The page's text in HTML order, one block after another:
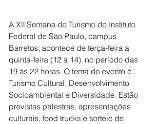
A XII Semana do Turismo do Instituto
Federal de São Paulo, campus
Barretos, acontece de terça-feira a
quinta-feira (12 a 14), no período das
19 às 22 horas. O tema do evento é
Turismo Cultural, Desenvolvimento
Socioambiental e Diversidade. Estão
previstas palestras, apresentações
culturais, food trucks e sorteio de